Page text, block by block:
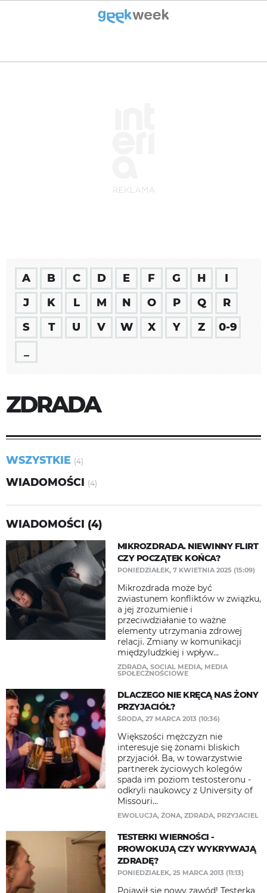
A B C D E F G H
I
J
K L M N O P Q
R
S
T U V W X Y Z
0-9
ZDRADA
WSZYSTKIE (4)
WIADOMOŚCI (4)
WIADOMOŚCI (4)
MIKROZDRADA. NIEWINNY FLIRT
CZY POCZĄTEK KOŃCA?
PONIEDZIAŁEK, 7 KWIETNIA 2025 (15:09)
Mikrozdrada może być
zwiastunem konfliktów w związku,
a jej zrozumienie i
przeciwdziałanie to ważne
elementy utrzymania zdrowej
relacji. Zmiany w komunikacji
międzyludzkiej i wpływ...
ZDRADA, SOCIAL MEDIA, MEDIA
SPOŁECZNOŚCIOWE
DLACZEGO NIE KRĘCĄ NAS ŻONY
PRZYJACIÓŁ?
ŚRODA, 27 MARCA 2013 (10:36)
Większości mężczyzn nie
interesuje się żonami bliskich
przyjaciół. Ba, w towarzystwie
partnerek życiowych kolegów
spada im poziom testosteronu -
odkryli naukowcy z University of
Missouri...
EWOLUCJA, ŻONA, ZDRADA, PRZYJACIEL
TESTERKI WIERNOŚCI -
PROWOKUJĄ CZY WYKRYWAJĄ
ZDRADĘ?
PONIEDZIAŁEK, 25 MARCA 2013 (11:13)
Pojawił się nowy zawód! Testerka